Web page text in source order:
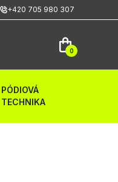
+420 705 980 307
0
PÓDIOVÁ
TECHNIKA